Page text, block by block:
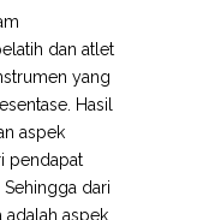
dan atlet
yang
Hasil
aspek
pendapat
dari
adalah aspek